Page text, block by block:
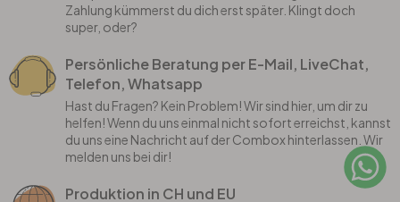
Zahlung kümmerst du dich erst später. Klingt doch
super, oder?
Persönliche Beratung per E-Mail, LiveChat,
Telefon, Whatsapp
Hast du Fragen? Kein Problem! Wir sind hier, um dir zu
helfen! Wenn du uns einmal nicht sofort erreichst, kannst
du uns eine Nachricht auf der Combox hinterlassen. Wir
melden uns bei dir!
Produktion in CH und EU